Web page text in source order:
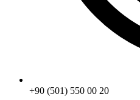
+90 (501) 550 00 20